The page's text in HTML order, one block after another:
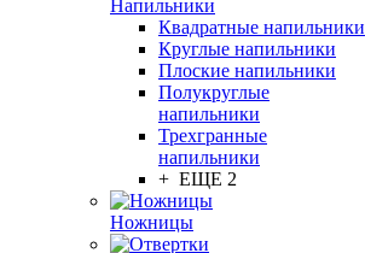
Напильники
Квадратные напильники
Круглые напильники
Плоские напильники
Полукруглые
напильники
Трехгранные
напильники
+ ЕЩЕ 2
Ножницы